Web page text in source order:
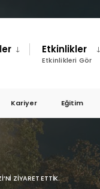
Etkinlikler
Etkinlikleri Gör
Kariyer Eğitim
ZIYARET ETTIK.